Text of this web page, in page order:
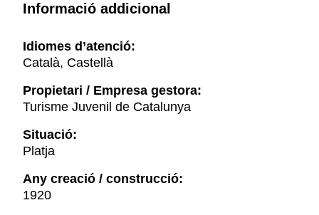
Informació addicional
Idiomes d’atenció:
Català, Castellà
Propietari / Empresa gestora:
Turisme Juvenil de Catalunya
Situació:
Platja
Any creació / construcció:
1920